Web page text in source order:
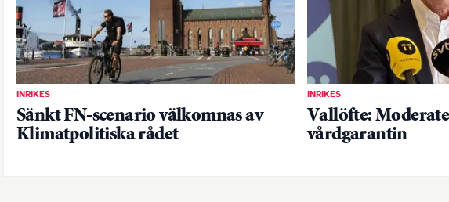
INRIKES
Sänkt FN-scenario välkomnas av
Klimatpolitiska rådet
INRIKES
Vallöfte:
vårdgarantin